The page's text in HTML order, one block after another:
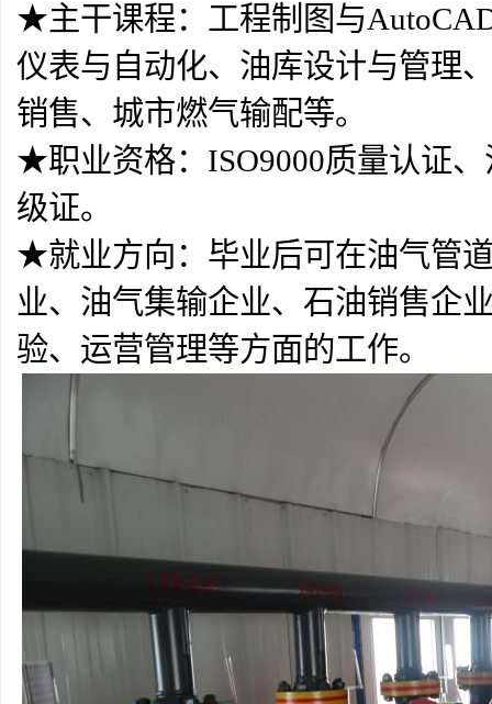
★主干课程：工程制图与
仪表与自动化、油库设计与管理
销售、城市燃气输配等。
★职业资格：ISO9000质量认证
级证。
★就业方向：毕业后可在油气管
业、油气集输企业、石油销售企
验、运营管理等方面的工作。